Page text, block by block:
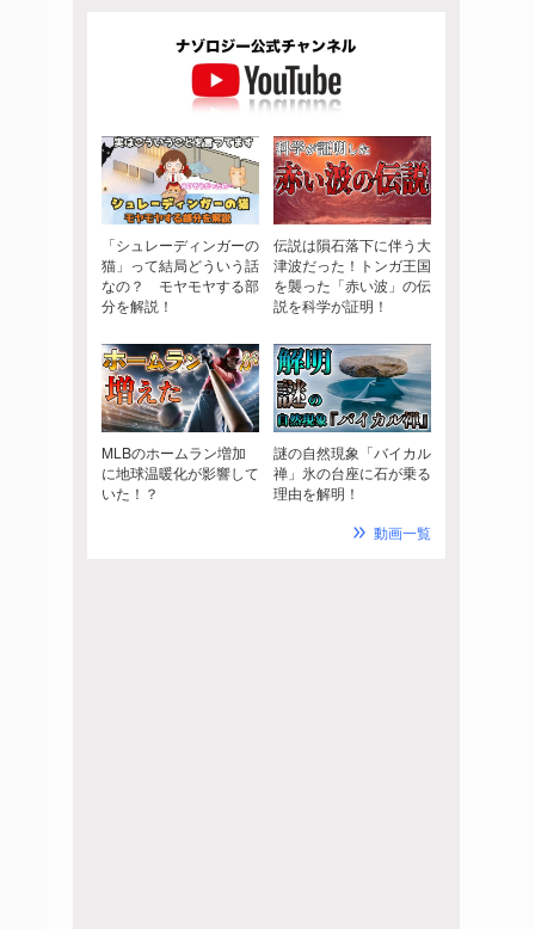
「シュレーディンガーの
猫」って結局どういう話
なの？ モヤモヤする部
分を解説！
伝説は隕石落下に伴う大
津波だった！トンガ王国
を襲った「赤い波」の伝
説を科学が証明！
MLBのホームラン増加
に地球温暖化が影響して
いた！？
謎の自然現象「バイカル
禅」氷の台座に石が乗る
理由を解明！
動画一覧